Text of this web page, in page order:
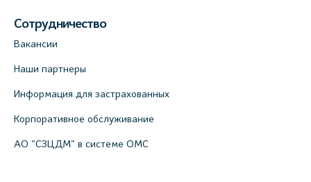
Сотрудничество
Вакансии
Наши партнеры
Информация для застрахованных
Корпоративное обслуживание
АО "СЗЦДМ" в системе ОМС